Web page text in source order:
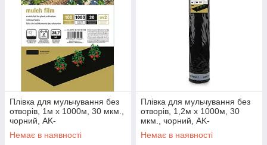
Плівка для мульчування без
отворів, 1м х 1000м, 30 мкм.,
чорний, AK-
MFG1301001000BB
Немає в наявності
Плівка для мульчування без
отворів, 1,2м х 1000м, 30
мкм., чорний, AK-
MFG1301201000BB
Немає в наявності